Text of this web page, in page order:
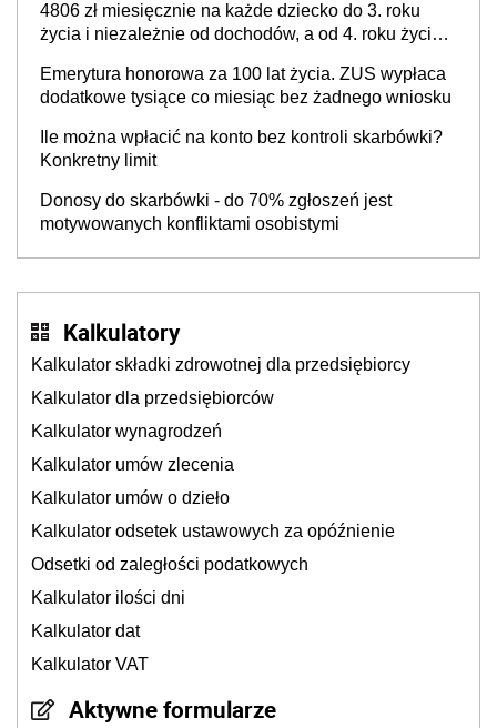
4806 zł miesięcznie na każde dziecko do 3. roku
życia i niezależnie od dochodów, a od 4. roku życia
spadku liczby urodzeń w Polsce
Emerytura honorowa za 100 lat życia. ZUS wypłaca
dodatkowe tysiące co miesiąc bez żadnego wniosku
Ile można wpłacić na konto bez kontroli skarbówki?
Konkretny limit
Donosy do skarbówki - do 70% zgłoszeń jest
motywowanych konfliktami osobistymi
Kalkulatory
Kalkulator składki zdrowotnej dla przedsiębiorcy
Kalkulator dla przedsiębiorców
Kalkulator wynagrodzeń
Kalkulator umów zlecenia
Kalkulator umów o dzieło
Kalkulator odsetek ustawowych za opóźnienie
Odsetki od zaległości podatkowych
Kalkulator ilości dni
Kalkulator dat
Kalkulator VAT
Aktywne formularze